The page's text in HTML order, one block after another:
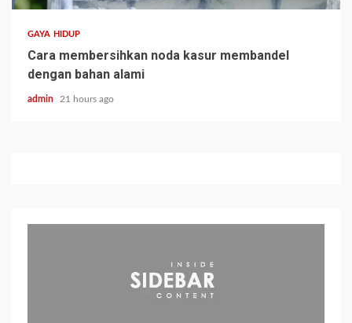
GAYA HIDUP
Cara membersihkan noda kasur membandel
dengan bahan alami
admin 21 hours ago